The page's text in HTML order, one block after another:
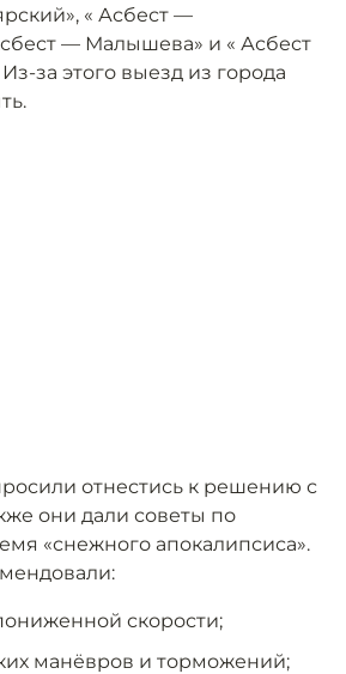
« Асбест —
— Малышева» и « Асбест
за этого выезд из города
отнестись к решению с
они дали советы по
«снежного апокалипсиса».
скорости;
манёвров и торможений;